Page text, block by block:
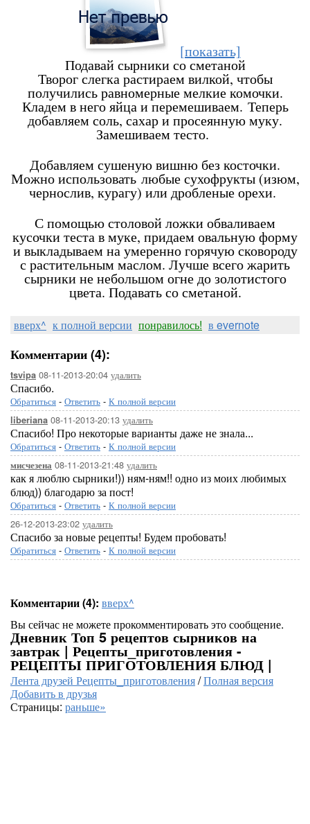
[показать]
Подавай сырники со сметаной
Творог слегка растираем вилкой, чтобы
получились равномерные мелкие комочки.
Кладем в него яйца и перемешиваем. Теперь
добавляем соль, сахар и просеянную муку.
Замешиваем тесто.
Добавляем сушеную вишню без косточки.
Можно использовать любые сухофрукты (изюм,
чернослив, курагу) или дробленые орехи.
С помощью столовой ложки обваливаем
кусочки теста в муке, придаем овальную форму
и выкладываем на умеренно горячую сковороду
с растительным маслом. Лучше всего жарить
сырники не небольшом огне до золотистого
цвета. Подавать со сметаной.
вверх^ к полной версии понравилось! в evernote
Комментарии (4):
tsvipa 08-11-2013-20:04 удалить
Спасибо.
Обратиться - Ответить - К полной версии
liberiana 08-11-2013-20:13 удалить
Спасибо! Про некоторые варианты даже не знала...
Обратиться - Ответить - К полной версии
мисчезена 08-11-2013-21:48 удалить
как я люблю сырники!)) ням-ням!! одно из моих любимых
блюд)) благодарю за пост!
Обратиться - Ответить - К полной версии
26-12-2013-23:02 удалить
Спасибо за новые рецепты! Будем пробовать!
Обратиться - Ответить - К полной версии
Комментарии (4): вверх^
Вы сейчас не можете прокомментировать это сообщение.
Дневник Топ 5 рецептов сырников на
завтрак | Рецепты_приготовления -
РЕЦЕПТЫ ПРИГОТОВЛЕНИЯ БЛЮД |
Лента друзей Рецепты_приготовления/Полная версия
Добавить в друзья
Страницы: раньше»